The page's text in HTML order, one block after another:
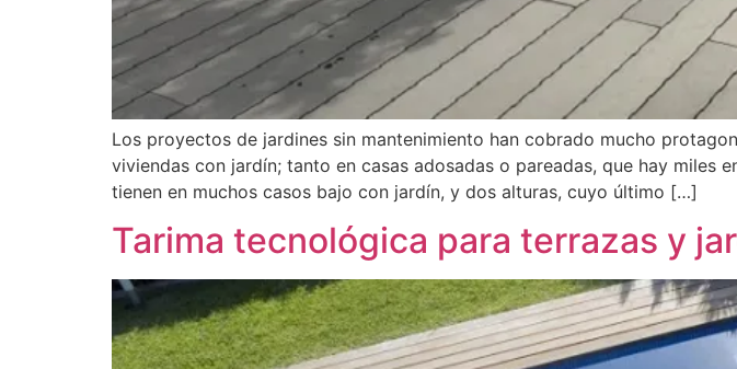
Los proyectos de jardines sin mantenimiento han cobrado mucho
viviendas con jardín; tanto en casas adosadas o pareadas, que hay miles
tienen en muchos casos bajo con jardín, y dos alturas, cuyo último […]
Tarima tecnológica para terrazas y